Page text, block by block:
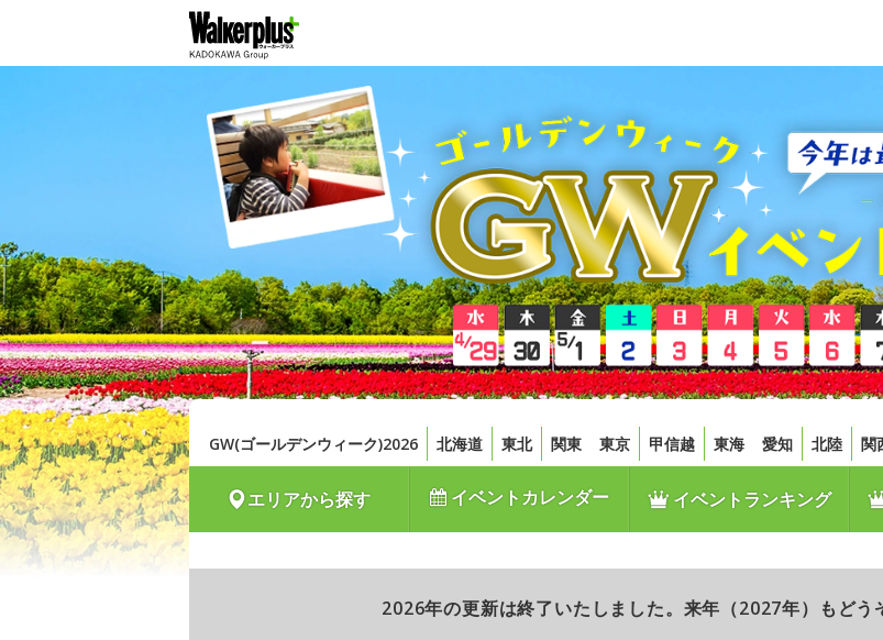
GW(ゴールデンウィーク)2026 北海道 東北 関東 東京 甲信越 東海 愛知 北陸 関
エリアから探す イベントカレンダー イベントランキング
2026年の更新は終了いたしました。来年（2027年）もどう